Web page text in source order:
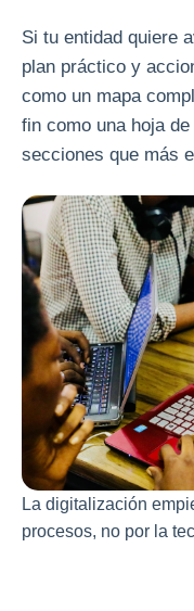
Si tu entidad quiere
plan práctico y
como un mapa
fin como una hoja
secciones que más
La digitalización
procesos, no por la